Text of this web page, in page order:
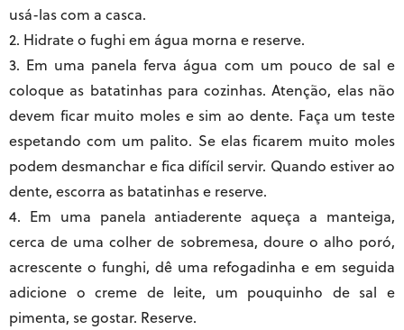
usá-las com a casca.
2. Hidrate o fughi em água morna e reserve.
3. Em uma panela ferva água com um pouco de sal e
coloque as batatinhas para cozinhas. Atenção, elas não
devem ficar muito moles e sim ao dente. Faça um teste
espetando com um palito. Se elas ficarem muito moles
podem desmanchar e fica difícil servir. Quando estiver ao
dente, escorra as batatinhas e reserve.
4. Em uma panela antiaderente aqueça a manteiga,
cerca de uma colher de sobremesa, doure o alho poró,
acrescente o funghi, dê uma refogadinha e em seguida
adicione o creme de leite, um pouquinho de sal e
pimenta, se gostar. Reserve.